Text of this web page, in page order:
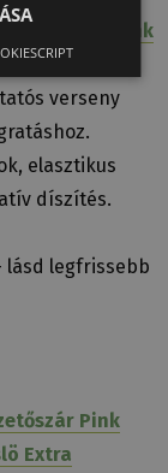
Arany/pink
verseny
elasztikus
díszítés.
lásd legfrissebb
Pink
Extra